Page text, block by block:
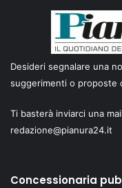
Desideri segnalare una
suggerimenti o proposte
Ti basterà inviarci una
redazione@pianura24.it
Concessionaria